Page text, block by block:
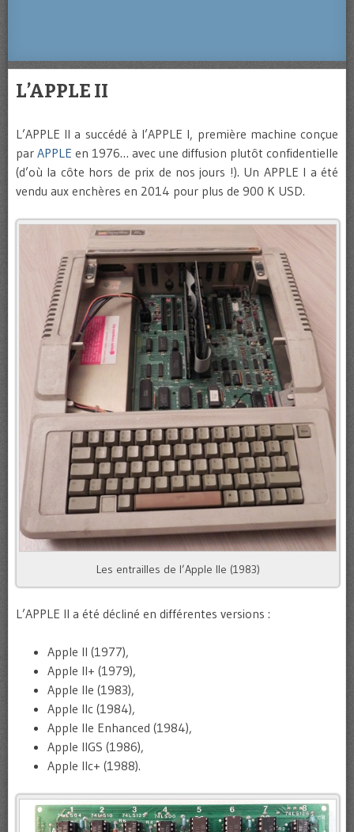
L’APPLE II
L’APPLE II a succédé à l’APPLE I, première machine conçue
par APPLE en 1976… avec une diffusion plutôt confidentielle
(d’où la côte hors de prix de nos jours !). Un APPLE I a été
vendu aux enchères en 2014 pour plus de 900 K USD.
Les entrailles de l’Apple IIe (1983)
L’APPLE II a été décliné en différentes versions :
Apple II (1977),
Apple II+ (1979),
Apple IIe (1983),
Apple IIc (1984),
Apple IIe Enhanced (1984),
Apple IIGS (1986),
Apple IIc+ (1988).